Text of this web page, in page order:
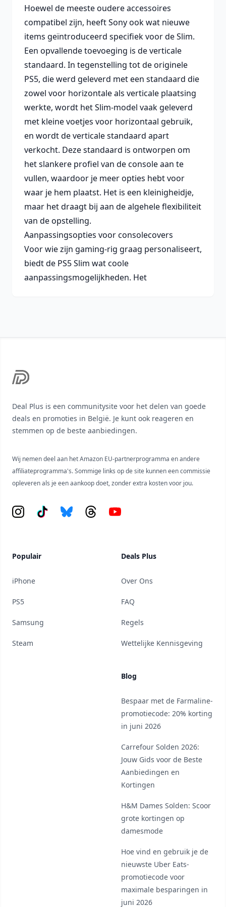
Hoewel de meeste oudere accessoires
compatibel zijn, heeft Sony ook wat nieuwe
items geïntroduceerd specifiek voor de Slim.
Een opvallende toevoeging is de verticale
standaard. In tegenstelling tot de originele
PS5, die werd geleverd met een standaard die
zowel voor horizontale als verticale plaatsing
werkte, wordt het Slim-model vaak geleverd
met kleine voetjes voor horizontaal gebruik,
en wordt de verticale standaard apart
verkocht. Deze standaard is ontworpen om
het slankere profiel van de console aan te
vullen, waardoor je meer opties hebt voor
waar je hem plaatst. Het is een kleinigheidje,
maar het draagt bij aan de algehele flexibiliteit
van de opstelling.
Aanpassingsopties voor consolecovers
Voor wie zijn gaming-rig graag personaliseert,
biedt de PS5 Slim wat coole
aanpassingsmogelijkheden. Het
Deal Plus is een communitysite voor het delen van goede
deals en promoties in België. Je kunt ook reageren en
stemmen op de beste aanbiedingen.
Wij nemen deel aan het Amazon EU-partnerprogramma en andere
affiliateprogramma's. Sommige links op de site kunnen een commissie
opleveren als je een aankoop doet, zonder extra kosten voor jou.
Instagram
Tiktok BlueskyThreadsYouTube
Populair
iPhone
PS5
Samsung
Steam
Deals Plus
Over Ons
FAQ
Regels
Wettelijke Kennisgeving
Blog
Bespaar met de Farmaline-
promotiecode: 20% korting
in juni 2026
Carrefour Solden 2026:
Jouw Gids voor de Beste
Aanbiedingen en
Kortingen
H&M Dames Solden: Scoor
grote kortingen op
damesmode
Hoe vind en gebruik je de
nieuwste Uber Eats-
promotiecode voor
maximale besparingen in
juni 2026